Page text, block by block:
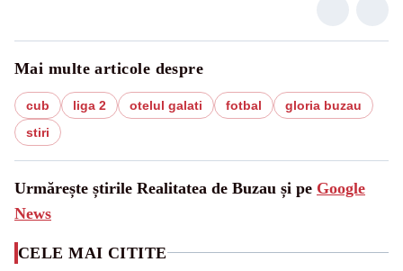
Mai multe articole despre
cub liga 2 otelul galati fotbal
gloria buzau
stiri
Urmărește știrile Realitatea de Buzau și pe Google
News
CELE MAI CITITE